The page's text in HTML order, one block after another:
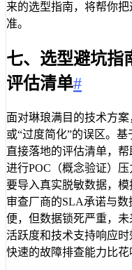
来的选型指南，将帮你
准。
七、选型避坑指
评估清单#
面对琳琅满目的技术方
或“过度简化”的误区。
直接落地的评估清单，
进行POC（概念验证）
要导入真实脱敏数据，模
审查厂商的SLA承诺与
便，但数据锁死严重，
活跃度和技术支持响应时
快速的故障排查能力比花